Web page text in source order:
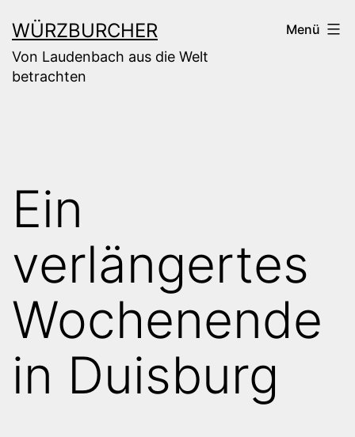
Inhalt
springen
WÜRZBURCHER
Von Laudenbach aus die Welt
betrachten
Menü
Ein
verlängertes
Wochenende
in Duisburg